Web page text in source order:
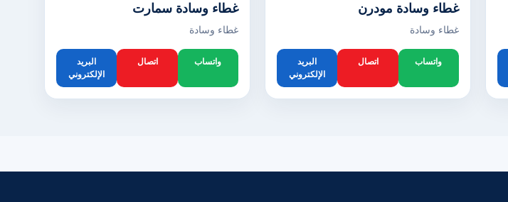
غطاء وسادة مودرن
غطاء وسادة
واتساب اتصال
البريد
الإلكتروني
غطاء وسادة سمارت
غطاء وسادة
واتساب اتصال
البريد
الإلكتروني